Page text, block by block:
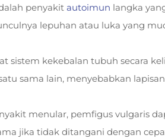
penyakit autoimun langka
lepuhan atau luka yang
sistem kekebalan tubuh secara
sama lain, menyebabkan
menular, pemfigus vulgaris
jika tidak ditangani dengan